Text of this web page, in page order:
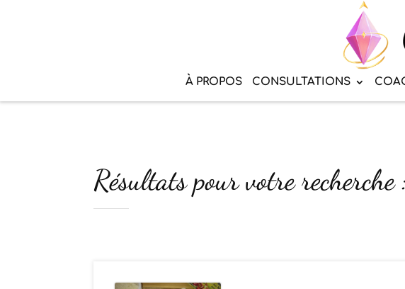
À PROPOS CONSULTATIONS
Résultats pour votre